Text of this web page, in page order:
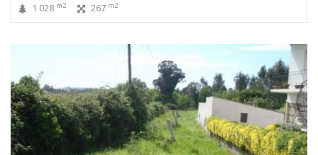
1 028 m2 267 m2